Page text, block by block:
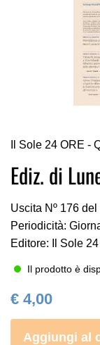
all'inizio
della
galleria
immagini
Il Sole 24 ORE -
Ediz. di
Uscita Nº 176
Periodicità:
Editore: Il Sole
Il prodotto è
€ 4,00
Aggiungi al